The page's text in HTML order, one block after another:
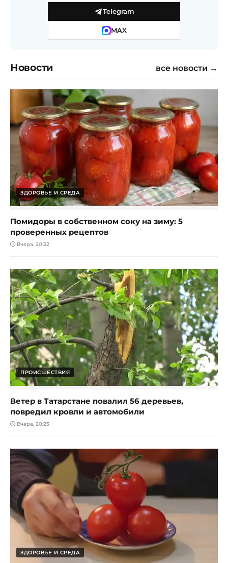
Telegram
MAX
Новости все новости →
ЗДОРОВЬЕ И СРЕДА
Помидоры в собственном соку на зиму: 5
проверенных рецептов
Вчера, 20:32
ПРОИСШЕСТВИЯ
Ветер в Татарстане повалил 56 деревьев,
повредил кровли и автомобили
Вчера, 20:23
ЗДОРОВЬЕ И СРЕДА